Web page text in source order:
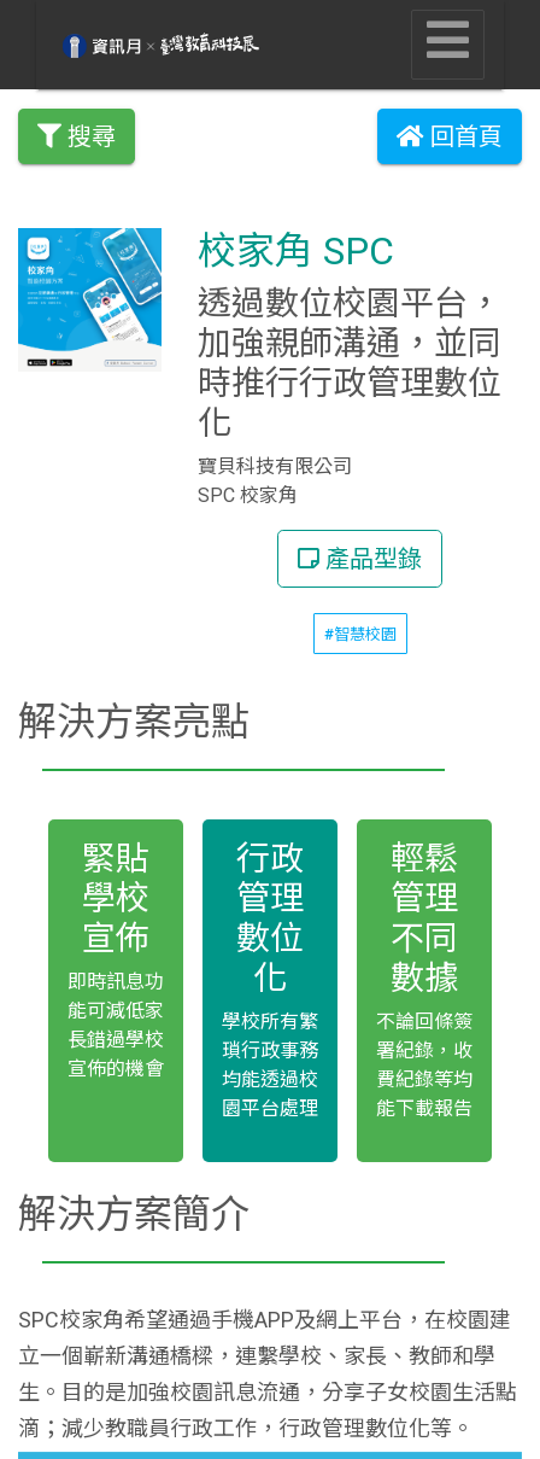
搜尋 回首頁
校家角 SPC
透過數位校園平台，
加強親師溝通，並同
時推行行政管理數位
化
寶貝科技有限公司
SPC 校家角
產品型錄
#智慧校園
解決方案亮點
緊貼
學校
宣佈
即時訊息功
能可減低家
長錯過學校
宣佈的機會
行政
管理
數位
化
學校所有繁
瑣行政事務
均能透過校
園平台處理
輕鬆
管理
不同
數據
不論回條簽
署紀錄，收
費紀錄等均
能下載報告
解決方案簡介
SPC校家角希望通過手機APP及網上平台，在校園建
立一個嶄新溝通橋樑，連繫學校、家長、教師和學
生。目的是加強校園訊息流通，分享子女校園生活點
滴；減少教職員行政工作，行政管理數位化等。